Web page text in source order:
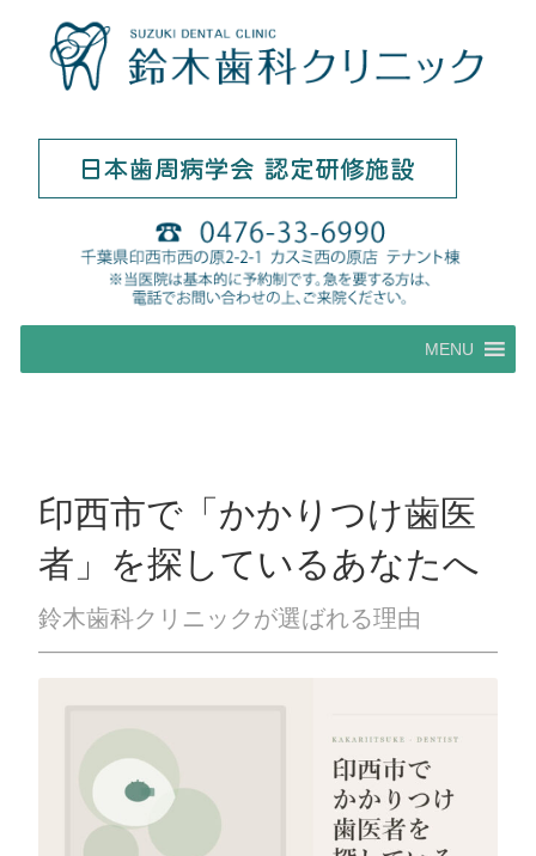
キ
ッ
プ
MENU
印西市で「かかりつけ歯医
者」を探しているあなたへ
鈴木歯科クリニックが選ばれる理由